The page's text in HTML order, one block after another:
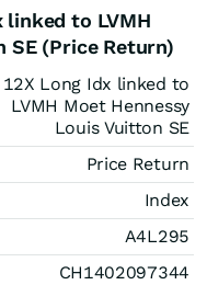
linked to LVMH
SE (Price Return)
12X Long Idx linked to
LVMH Moet Hennessy
Louis Vuitton SE
Price Return
Index
A4L295
CH1402097344